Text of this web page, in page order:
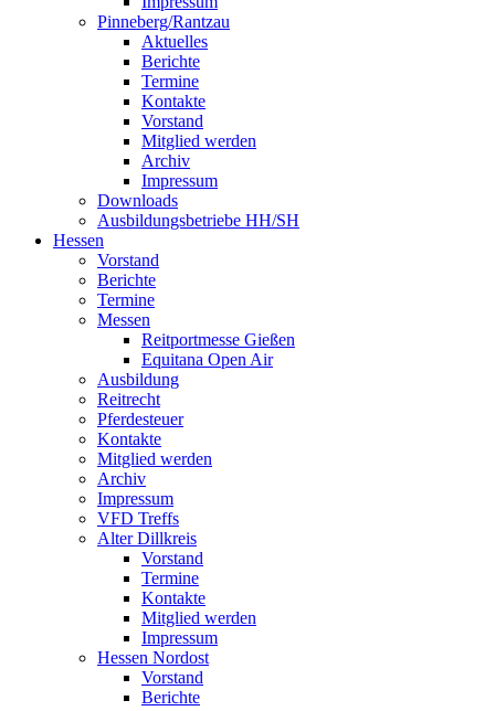
Pinneberg/Rantzau
Aktuelles
Berichte
Termine
Kontakte
Vorstand
Mitglied werden
Archiv
Impressum
Downloads
Ausbildungsbetriebe HH/SH
Hessen
Vorstand
Berichte
Termine
Messen
Reitportmesse Gießen
Equitana Open Air
Ausbildung
Reitrecht
Pferdesteuer
Kontakte
Mitglied werden
Archiv
Impressum
VFD Treffs
Alter Dillkreis
Vorstand
Termine
Kontakte
Mitglied werden
Impressum
Hessen Nordost
Vorstand
Berichte